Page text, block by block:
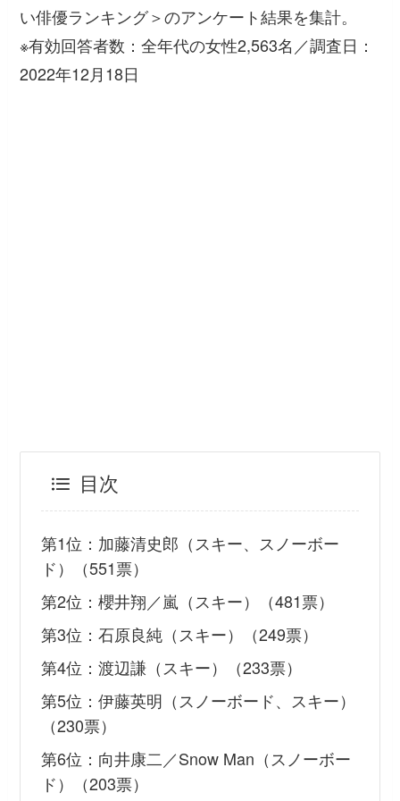
い俳優ランキング＞のアンケート結果を集計。
※有効回答者数：全年代の女性2,563名／調査日：
2022年12月18日
目次
第1位：加藤清史郎（スキー、スノーボー
ド）（551票）
第2位：櫻井翔／嵐（スキー）（481票）
第3位：石原良純（スキー）（249票）
第4位：渡辺謙（スキー）（233票）
第5位：伊藤英明（スノーボード、スキー）
（230票）
第6位：向井康二／Snow Man（スノーボー
ド）（203票）